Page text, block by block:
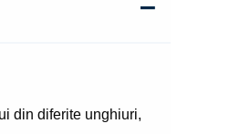
din diferite unghiuri,